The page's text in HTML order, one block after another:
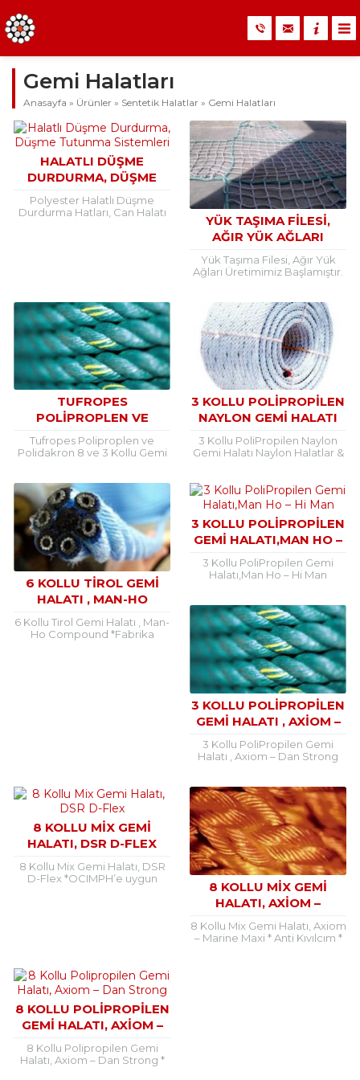
Gemi Halatları
Anasayfa » Ürünler » Sentetik Halatlar » Gemi Halatları
HALATLI DÜŞME
DURDURMA, DÜŞME
TUTUNMA SISTEMLERI
Polyester Halatlı Düşme
Durdurma Hatları, Can Halatı
YÜK TAŞIMA FILESI,
AĞIR YÜK AĞLARI
ÜRETIMIMIZ
BAŞLAMIŞTIR.
Yük Taşıma Filesi, Ağır Yük
Ağları Üretimimiz Başlamıştır.
üretilebilir. Yük filelerinde
kullanılan...
TUFROPES
POLIPROPLEN VE
POLIDAKRON 8 VE 3
KOLLU GEMI HALATLARI
Tufropes Poliproplen ve
Polidakron 8 ve 3 Kollu Gemi
8 Kollular Yeşil veya Beyaz
Renktedir....
3 KOLLU POLIPROPILEN
NAYLON GEMI HALATI
3 Kollu PoliPropilen Naylon
Gemi Halatı Naylon Halatlar &
Halat...
6 KOLLU TIROL GEMI
HALATI , MAN-HO
COMPOUND
6 Kollu Tirol Gemi Halatı , Man-
Ho Compound *Fabrika
3 KOLLU POLIPROPILEN
GEMI HALATI,MAN HO –
HI MAN
3 Kollu PoliPropilen Gemi
Halatı,Man Ho – Hi Man
Kg/Roda 20...
3 KOLLU POLIPROPILEN
GEMI HALATI , AXIOM –
DAN STRONG
3 Kollu PoliPropilen Gemi
Halatı , Axiom – Dan Strong
Kg/Roda...
8 KOLLU MIX GEMI
HALATI, DSR D-FLEX
8 Kollu Mix Gemi Halatı, DSR
D-Flex *OCIMPH’e uygun
8 KOLLU MIX GEMI
HALATI, AXIOM –
MARINE MAXI
8 Kollu Mix Gemi Halatı, Axiom
– Marine Maxi * Anti Kıvılcım *
8 KOLLU POLIPROPILEN
GEMI HALATI, AXIOM –
DAN STRONG
8 Kollu Polipropilen Gemi
Halatı, Axiom – Dan Strong *